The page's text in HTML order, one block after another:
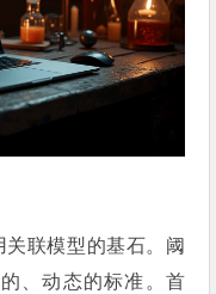
联模型的基石。阈
、动态的标准。首